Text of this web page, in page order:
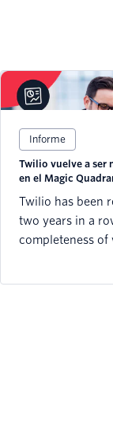
Informe
Twilio vuelve a ser
en el Magic
Twilio has been
two years in a
completeness of